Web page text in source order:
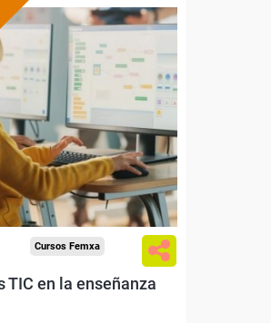
Formación 100%
subvencionada.
Para desempleados,
y autónomos.
Sector
-Educación.
Cursos Femxa
TIC en la enseñanza